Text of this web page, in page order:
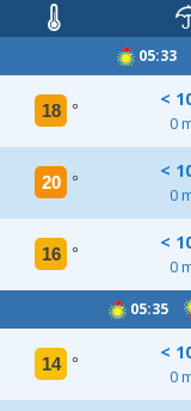
05:33
18 °
<
0
20 °
<
0
16 °
<
0
05:35
14 °
<
0